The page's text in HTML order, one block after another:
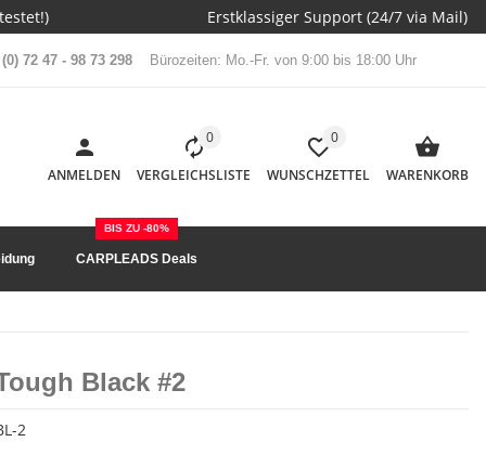
Erstklassiger Support (24/7 via Mail)
72 47 - 98 73 298 Bürozeiten: Mo.-Fr. von 9:00 bis 18:00 Uhr
ANMELDEN
0
VERGLEICHSLISTE
0
WUNSCHZETTEL WARENKORB
CARPLEADS Deals
BIS ZU -80%
Black #2
2